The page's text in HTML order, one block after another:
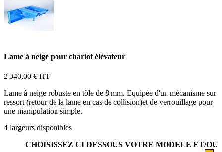
Lame à neige pour chariot élévateur
2 340,00 € HT
Lame à neige robuste en tôle de 8 mm. Equipée d'un mécanisme sur
ressort (retour de la lame en cas de collision)et de verrouillage pour
une manipulation simple.
4 largeurs disponibles
CHOISISSEZ CI DESSOUS VOTRE MODELE ET/OU